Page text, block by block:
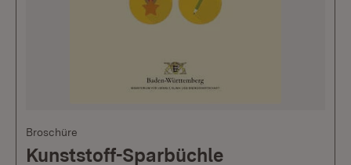
Broschüre
Kunststoff-Sparbüchle